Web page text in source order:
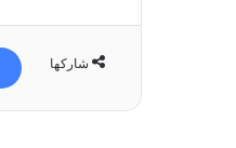
شاركها